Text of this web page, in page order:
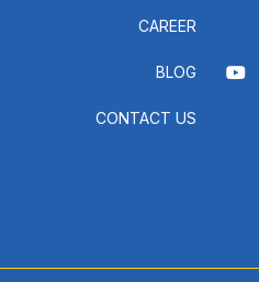
CAREER
BLOG
CONTACT US